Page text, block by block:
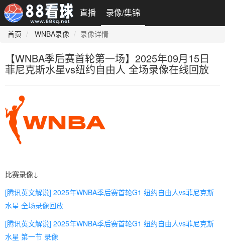
直播 录像/集锦
首页 WNBA录像 录像详情
【WNBA季后赛首轮第一场】2025年09月15日
菲尼克斯水星vs纽约自由人 全场录像在线回放
比赛录像↓
[腾讯英文解说] 2025年WNBA季后赛首轮G1 纽约自由人vs菲尼克斯
水星 全场录像回放
[腾讯英文解说] 2025年WNBA季后赛首轮G1 纽约自由人vs菲尼克斯
水星 第一节 录像